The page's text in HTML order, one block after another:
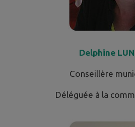
Delphine
Conseillère
Déléguée à la